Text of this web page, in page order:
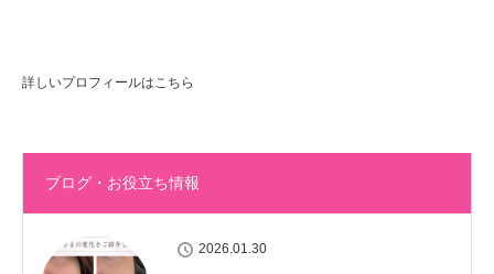
詳しいプロフィールはこちら
ブログ・お役立ち情報
2026.01.30